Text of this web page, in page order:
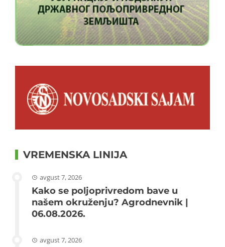
VREMENSKA LINIJA
avgust 7, 2026
Kako se poljoprivredom bave u
našem okruženju? Agrodnevnik |
06.08.2026.
avgust 7, 2026